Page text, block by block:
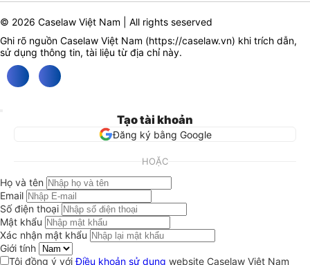
© 2026 Caselaw Việt Nam | All rights seserved
Ghi rõ nguồn Caselaw Việt Nam (https://caselaw.vn) khi trích dẫn,
sử dụng thông tin, tài liệu từ địa chỉ này.
Tạo tài khoản
Đăng ký bằng Google
HOẶC
Họ và tên
Email
Số điện thoại
Mật khẩu
Xác nhận mật khẩu
Giới tính
Tôi đồng ý vớiĐiều khoản sử dụng website Caselaw Việt Nam